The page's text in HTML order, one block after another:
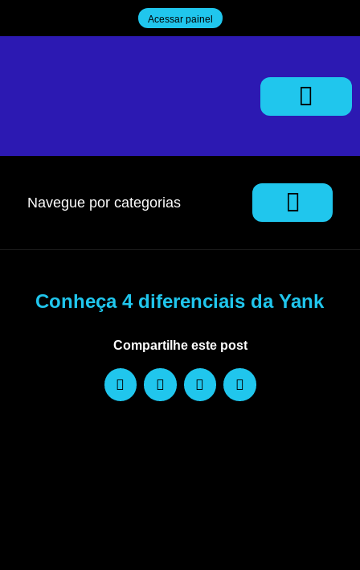
Acessar painel
Navegue por categorias
Conheça 4 diferenciais da Yank
Compartilhe este post